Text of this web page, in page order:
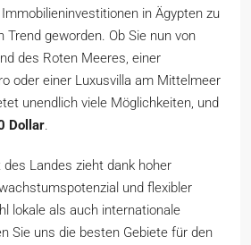
in Ägypten zu
Trend geworden. Ob Sie nun von
des Roten Meeres, einer
oder einer Luxusvilla am Mittelmeer
unendlich viele Möglichkeiten, und
Dollar.
Landes zieht dank hoher
und flexibler
lokale als auch internationale
Sie uns die besten Gebiete für den